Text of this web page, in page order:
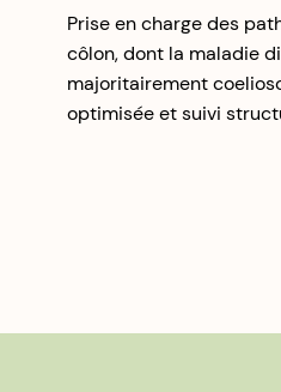
Prise en charge des
côlon, dont la maladie
majoritairement
optimisée et suivi